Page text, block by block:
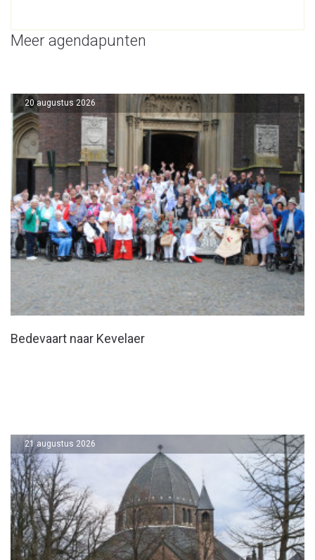
Meer agendapunten
Bedevaart naar Kevelaer
20 augustus 2026
21 augustus 2026